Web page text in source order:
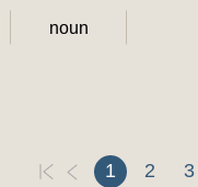
noun
1 2 3